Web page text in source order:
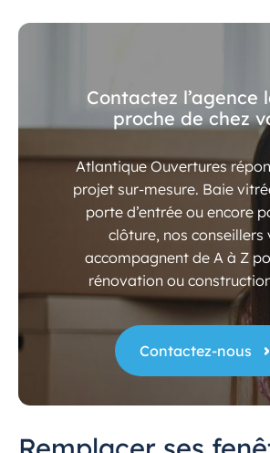
Contactez l’agence
proche de chez
Atlantique Ouvertures
projet sur-mesure. Baie
porte d’entrée ou encore
clôture, nos conseillers
accompagnent de A à Z
rénovation ou
Contactez-nous